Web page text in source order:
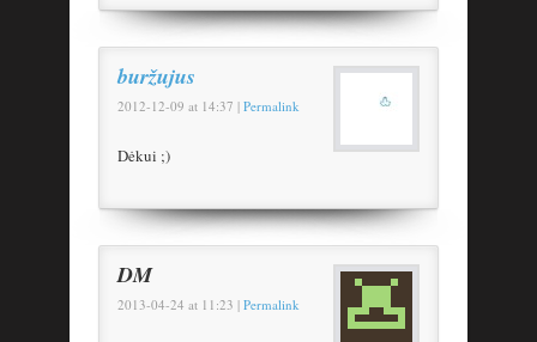
buržujus
2012-12-09 at 14:37 | Permalink
Dėkui ;)
DM
2013-04-24 at 11:23 | Permalink